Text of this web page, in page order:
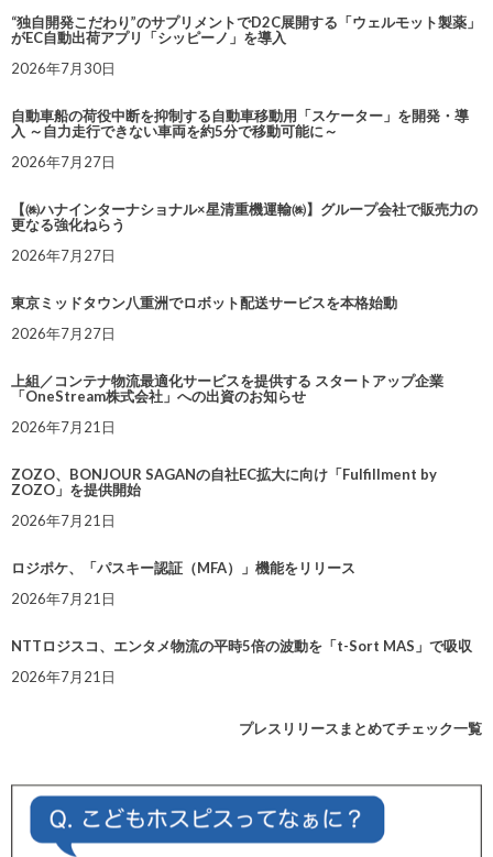
“独自開発こだわり”のサプリメントでD2C展開する「ウェルモット製薬」
がEC自動出荷アプリ「シッピーノ」を導入
2026年7月30日
自動車船の荷役中断を抑制する自動車移動用「スケーター」を開発・導
入 ～自力走行できない車両を約5分で移動可能に～
2026年7月27日
【㈱ハナインターナショナル×星清重機運輸㈱】グループ会社で販売力の
更なる強化ねらう
2026年7月27日
東京ミッドタウン八重洲でロボット配送サービスを本格始動
2026年7月27日
上組／コンテナ物流最適化サービスを提供する スタートアップ企業
「OneStream株式会社」への出資のお知らせ
2026年7月21日
ZOZO、BONJOUR SAGANの自社EC拡大に向け「Fulfillment by
ZOZO」を提供開始
2026年7月21日
ロジポケ、「パスキー認証（MFA）」機能をリリース
2026年7月21日
NTTロジスコ、エンタメ物流の平時5倍の波動を「t-Sort MAS」で吸収
2026年7月21日
プレスリリースまとめてチェック一覧